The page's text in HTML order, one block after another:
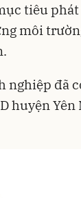
tiêu
môi
nghiệp đã
huyện